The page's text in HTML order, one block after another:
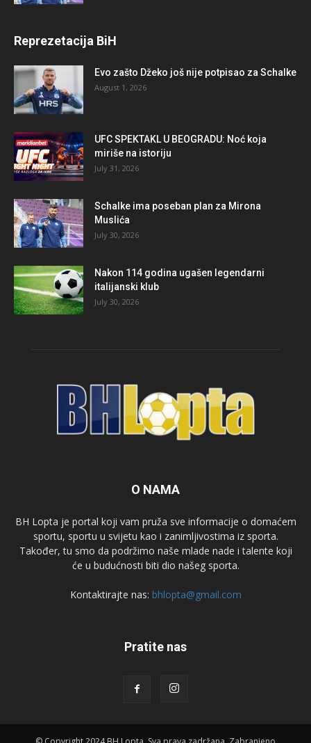
Reprezetacija BiH
Evo zašto Džeko još nije potpisao za Schalke
August 1, 2026
UFC SPEKTAKL U BEOGRADU: Noć koja
miriše na istoriju
July 31, 2026
Schalke ima poseban plan za Mirona
Muslića
July 30, 2026
Nakon 114 godina ugašen legendarni
italijanski klub
July 30, 2026
O NAMA
BH Lopta je portal koji vam pruža sve informacije o domaćem
sportu, sportu u svijetu kao i zanimljivostima iz sporta.
Također, tu smo da podržimo naše mlade nade i talente koji
će u budućnosti biti dio našeg sporta.
Kontaktirajte nas: bhlopta@gmail.com
Pratite nas